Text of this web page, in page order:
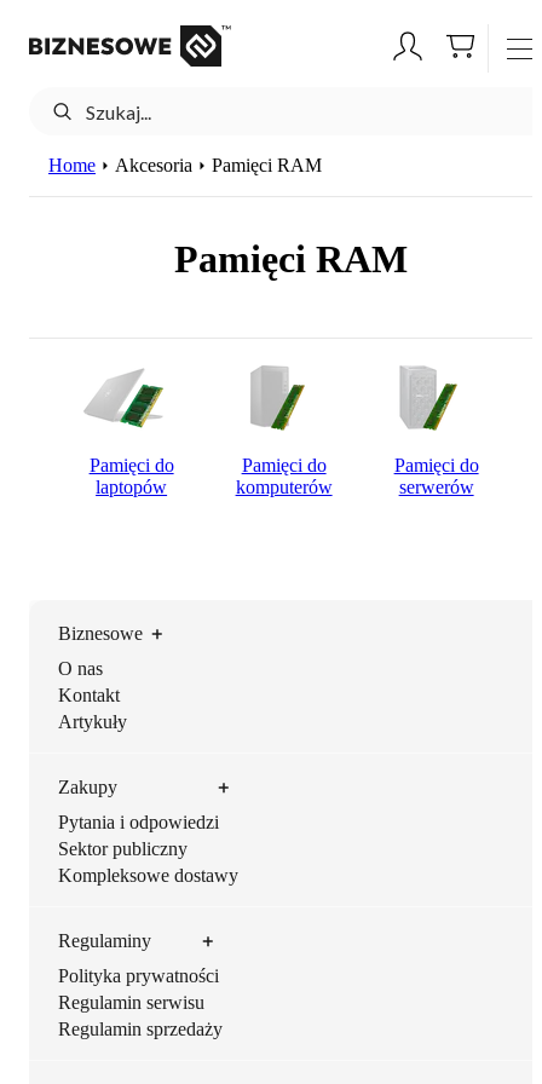
Home Akcesoria Pamięci RAM
Pamięci RAM
Pamięci do
laptopów
Pamięci do
komputerów
Pamięci do
serwerów
Biznesowe
O nas
Kontakt
Artykuły
Zakupy
Pytania i odpowiedzi
Sektor publiczny
Kompleksowe dostawy
Regulaminy
Polityka prywatności
Regulamin serwisu
Regulamin sprzedaży